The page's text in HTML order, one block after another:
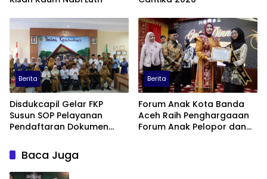
Berita
Disdukcapil Gelar FKP
Susun SOP Pelayanan
Pendaftaran Dokumen
Online
Berita
Forum Anak Kota Banda
Aceh Raih Penghargaaan
Forum Anak Pelopor dan
Baca Juga